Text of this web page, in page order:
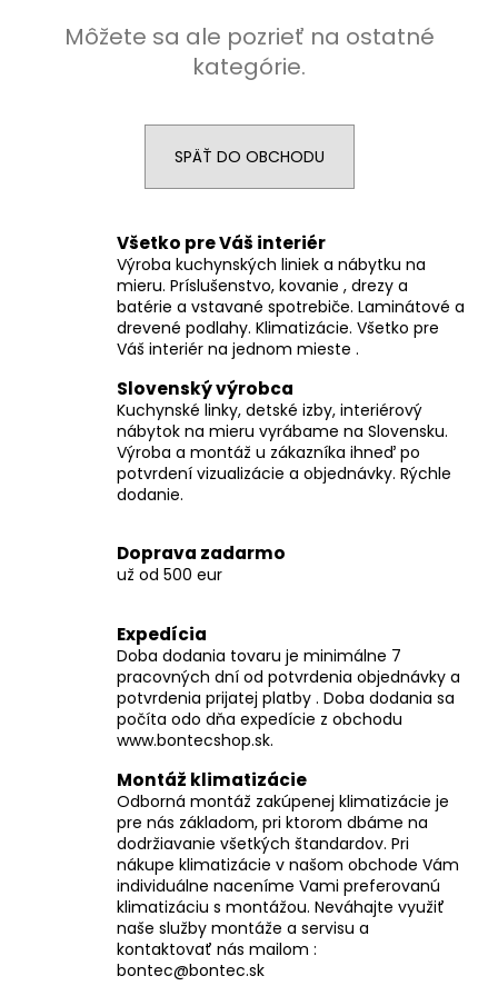
Môžete sa ale pozrieť na ostatné
kategórie.
SPÄŤ DO OBCHODU
Všetko pre Váš interiér
Výroba kuchynských liniek a nábytku na
mieru. Príslušenstvo, kovanie , drezy a
batérie a vstavané spotrebiče. Laminátové a
drevené podlahy. Klimatizácie. Všetko pre
Váš interiér na jednom mieste .
Slovenský výrobca
Kuchynské linky, detské izby, interiérový
nábytok na mieru vyrábame na Slovensku.
Výroba a montáž u zákazníka ihneď po
potvrdení vizualizácie a objednávky. Rýchle
dodanie.
Doprava zadarmo
už od 500 eur
Expedícia
Doba dodania tovaru je minimálne 7
pracovných dní od potvrdenia objednávky a
potvrdenia prijatej platby . Doba dodania sa
počíta odo dňa expedície z obchodu
www.bontecshop.sk.
Montáž klimatizácie
Odborná montáž zakúpenej klimatizácie je
pre nás základom, pri ktorom dbáme na
dodržiavanie všetkých štandardov. Pri
nákupe klimatizácie v našom obchode Vám
individuálne naceníme Vami preferovanú
klimatizáciu s montážou. Neváhajte využiť
naše služby montáže a servisu a
kontaktovať nás mailom :
bontec@bontec.sk
HĽADAŤ